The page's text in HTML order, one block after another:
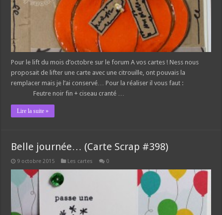
Pour le lift du mois d’octobre sur le forum A vos cartes ! Ness nous
proposait de lifter une carte avec une citrouille, ont pouvais la
remplacer mais je l’ai conservé… Pour la réaliser il vous faut :
Feutre noir fin + ciseau cranté …
Lire la suite »
Belle journée… (Carte Scrap #398)
9 octobre 2015 Les cartes 0